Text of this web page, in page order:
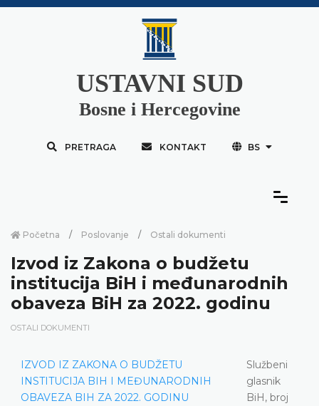
USTAVNI SUD
Bosne i Hercegovine
PRETRAGA KONTAKT BS
Početna Poslovanje Ostali dokumenti
Izvod iz Zakona o budžetu
institucija BiH i međunarodnih
obaveza BiH za 2022. godinu
OSTALI DOKUMENTI
IZVOD IZ ZAKONA O BUDŽETU
INSTITUCIJA BIH I MEĐUNARODNIH
OBAVEZA BIH ZA 2022. GODINU
Službeni
glasnik
BiH, broj